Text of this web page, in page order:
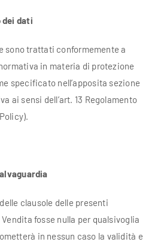
dei dati
sono trattati conformemente a
in materia di protezione
specificato nell’apposita sezione
ai sensi dell’art. 13 Regolamento
clausole delle presenti
fosse nulla per qualsivoglia
in nessun caso la validità e